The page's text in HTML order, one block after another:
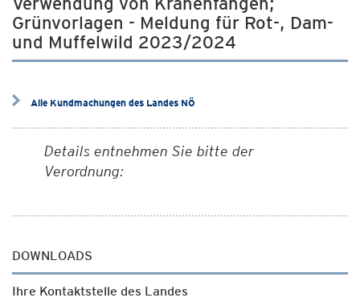
Grünvorlagen - Meldung für Rot-, Dam-
und Muffelwild 2023/2024
Alle Kundmachungen des Landes NÖ
Details entnehmen Sie bitte der
Verordnung:
DOWNLOADS
Ihre Kontaktstelle des Landes